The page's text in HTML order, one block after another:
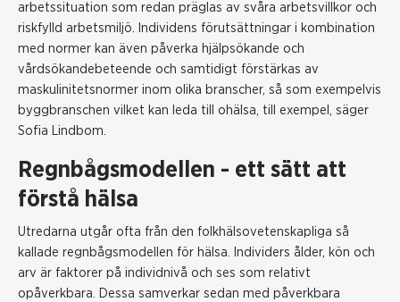
arbetssituation som redan präglas av svåra arbetsvillkor och
riskfylld arbetsmiljö. Individens förutsättningar i kombination
med normer kan även påverka hjälpsökande och
vårdsökandebeteende och samtidigt förstärkas av
maskulinitetsnormer inom olika branscher, så som exempelvis
byggbranschen vilket kan leda till ohälsa, till exempel, säger
Sofia Lindbom.
Regnbågsmodellen - ett sätt att
förstå hälsa
Utredarna utgår ofta från den folkhälsovetenskapliga så
kallade regnbågsmodellen för hälsa. Individers ålder, kön och
arv är faktorer på individnivå och ses som relativt
opåverkbara. Dessa samverkar sedan med påverkbara